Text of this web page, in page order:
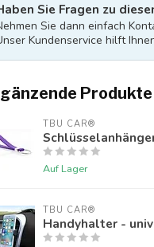
Sie Fragen zu
Sie dann einfach
Kundenservice hilft
Produkte
TBU CAR®
Auf Lager
TBU CAR®
Handyhalter -